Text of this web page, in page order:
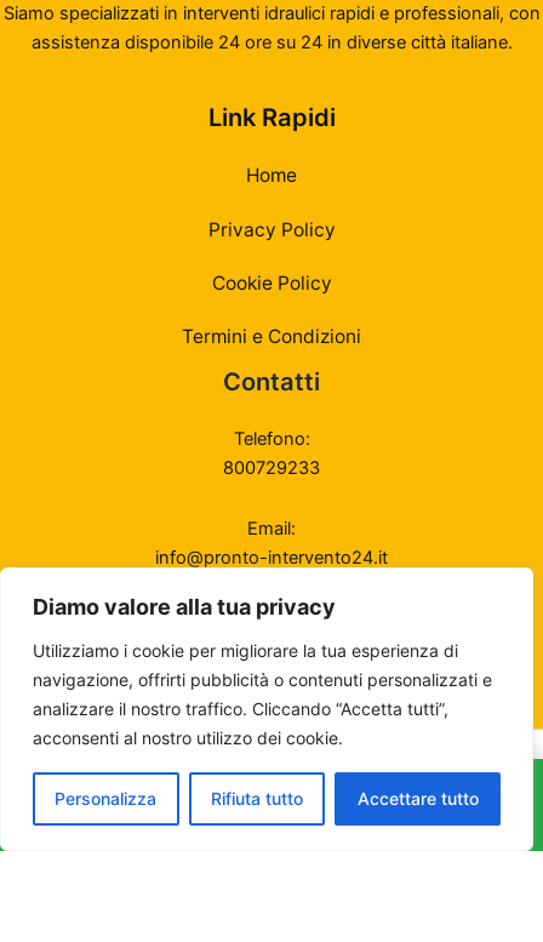
Diamo valore alla tua privacy
Utilizziamo i cookie per migliorare la tua esperienza di
navigazione, offrirti pubblicità o contenuti personalizzati e
analizzare il nostro traffico. Cliccando “Accetta tutti”,
acconsenti al nostro utilizzo dei cookie.
Personalizza Rifiuta tutto Accettare tutto
CHIAMA: 0315477922
Siamo specializzati in interventi idraulici rapidi e professionali, con
assistenza disponibile 24 ore su 24 in diverse città italiane.
Link Rapidi
Home
Privacy Policy
Cookie Policy
Termini e Condizioni
Contatti
Telefono:
800729233
Email:
info@pronto-intervento24.it
Disponibilità
24/7 — Sempre operativi
Copyright Direct24 Web Advertising LTD . - All Rights Reserved |
Company Number 663757 | E-mail: info@pronto-intervento24.it